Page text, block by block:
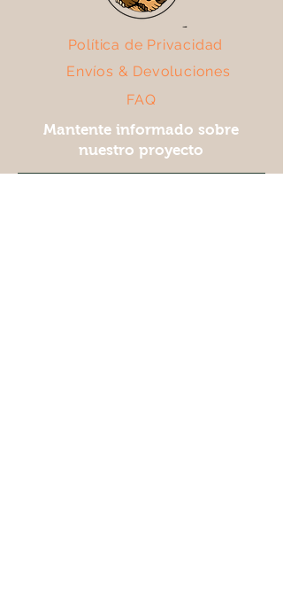
Política de Privacidad
Envíos & Devoluciones
FAQ
Mantente informado sobre
nuestro proyecto